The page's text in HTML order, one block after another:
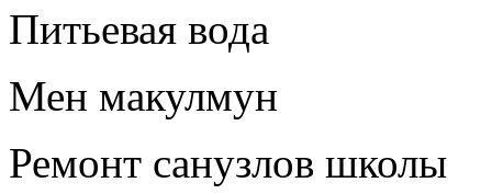
Питьевая вода
Мен макулмун
Ремонт санузлов школы